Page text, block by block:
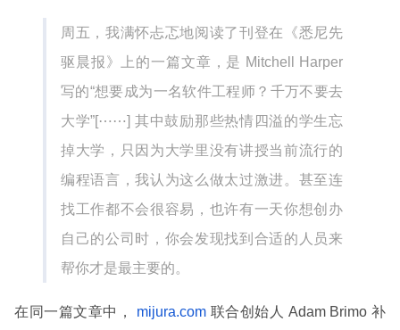
周五，我满怀忐忑地阅读了刊登在《悉尼先
驱晨报》上的一篇文章，是 Mitchell Harper
写的“想要成为一名软件工程师？千万不要去
大学”[⋯⋯] 其中鼓励那些热情四溢的学生忘
掉大学，只因为大学里没有讲授当前流行的
编程语言，我认为这么做太过激进。甚至连
找工作都不会很容易，也许有一天你想创办
自己的公司时，你会发现找到合适的人员来
帮你才是最主要的。
在同一篇文章中， mijura.com 联合创始人 Adam Brimo 补